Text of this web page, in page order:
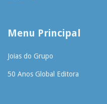
Menu Principal
Joias do Grupo
50 Anos Global Editora